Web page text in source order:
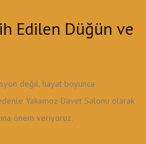
Edilen Düğün ve
değil, hayat boyunca
Yakamoz Davet Salonu olarak
önem veriyoruz.